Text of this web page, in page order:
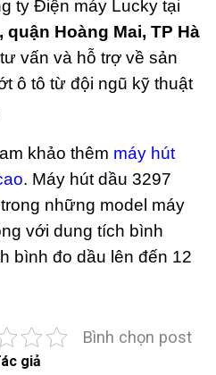
ty Điện máy Lucky tại
quận Hoàng Mai, TP Hà
vấn và hỗ trợ về sản
ô tô từ đội ngũ kỹ thuật
khảo thêm máy hút
. Máy hút dầu 3297
những model máy
với dung tích bình
bình đo dầu lên đến 12
Bình chọn post
giả